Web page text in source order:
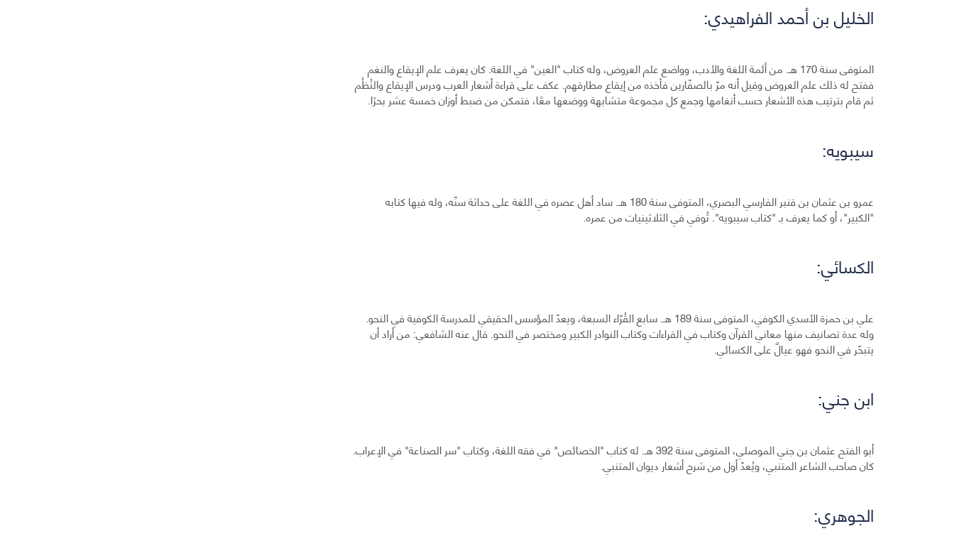
الخليل بن أحمد الفراهيدي:
المتوفى سنة 170 هـ. من أئمة اللغة والأدب، وواضع علم العروض، وله كتاب "العين" في اللغة. كان يعرف علم الإيقاع والنغم
ففتح له ذلك علم العروض وقيل أنه مرّ بالصفّارين فأخذه من إيقاع مطارقهم. عكف على قراءة أشعار العرب ودرس الإيقاع والنُظُم
ثم قام بترتيب هذه الأشعار حسب أنغامها وجمع كل مجموعة متشابهة ووضعها معًا، فتمكن من ضبط أوزان خمسة عشر بحرًا.
سيبويه:
عمرو بن عثمان بن قنبر الفارسي البصري، المتوفى سنة 180 هـ. ساد أهل عصره في اللغة على حداثة سنّه، وله فيها كتابه
"الكبير"، أو كما يعرف بـ "كتاب سيبويه". تُوفي في الثلاثينيات من عمره.
الكسائي:
علي بن حمزة الأسدي الكوفي، المتوفى سنة 189 هـ. سابع القُرّاء السبعة، ويعدّ المؤسس الحقيقي للمدرسة الكوفية في النحو.
وله عدة تصانيف منها معاني القرآن وكتاب في القراءات وكتاب النوادر الكبير ومختصر في النحو. قال عنه الشافعي: من أراد أن
يتبحّر في النحو فهو عيالٌ على الكسائي.
ابن جني:
أبو الفتح عثمان بن جني الموصلي، المتوفى سنة 392 هـ. له كتاب "الخصائص" في فقه اللغة، وكتاب "سر الصناعة" في الإعراب.
كان صاحب الشاعر المتنبي، ويُعدّ أول من شرح أشعار ديوان المتنبي.
الجوهري: